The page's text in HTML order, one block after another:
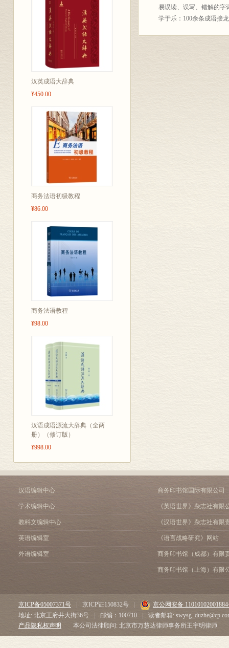
汉英成语大辞典
¥450.00
商务法语初级教程
¥86.00
商务法语教程
¥98.00
汉语成语源流大辞典（全两
册）（修订版）
¥998.00
易误读、误写、错解的字
学于乐：100余条成语接
汉语编辑中心
学术编辑中心
教科文编辑中心
英语编辑室
外语编辑室
商务印书馆国际有限公司
《英语世界》杂志社有限
《汉语世界》杂志社有限
《语言战略研究》网站
商务印书馆（成都）有限
商务印书馆（上海）有限
京ICP备05007371号 京ICP证150832号
京公网安备
地址: 北京王府井大街36号
邮编：100710
读者邮箱:
产品隐私权声明
本公司法律顾问: 北京市万慧达律师事务所王宇明律师